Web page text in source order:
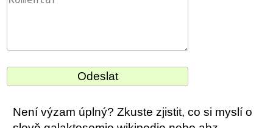
Není výzam úplný? Zkuste zjistit, co si myslí o